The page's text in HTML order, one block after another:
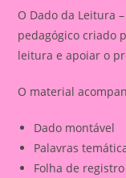
O Dado da Leitura
pedagógico criado
leitura e apoiar o
O material
Dado montável
Palavras
Folha de registro